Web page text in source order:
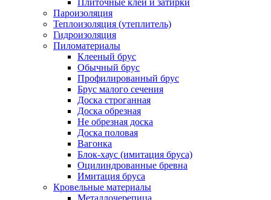
Пароизоляция
Теплоизоляция (утеплитель)
Гидроизоляция
Пиломатериалы
Клееный брус
Обычный брус
Профилированный брус
Брус малого сечения
Доска строганная
Доска обрезная
Не обрезная доска
Доска половая
Вагонка
Блок-хаус (имитация бруса)
Оцилиндрованные бревна
Имитация бруса
Кровельные материалы
Металлочерепица